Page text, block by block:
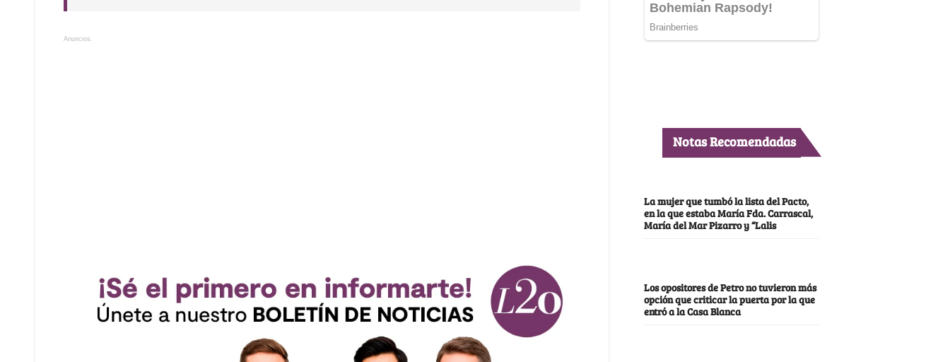
Anuncios.
Notas Recomendadas
La mujer que tumbó la lista del Pacto,
en la que estaba María Fda. Carrascal,
María del Mar Pizarro y “Lalis
Los opositores de Petro no tuvieron más
opción que criticar la puerta por la que
entró a la Casa Blanca